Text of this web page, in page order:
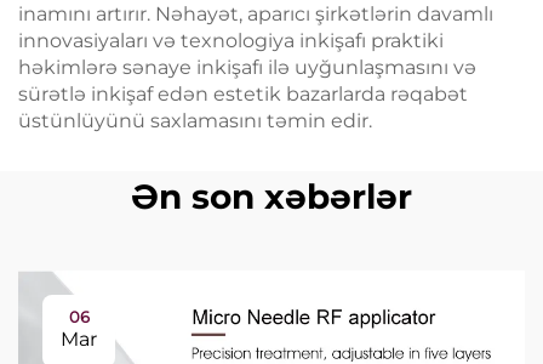
inamını artırır. Nəhayət, aparıcı şirkətlərin davamlı
innovasiyaları və texnologiya inkişafı praktiki
həkimlərə sənaye inkişafı ilə uyğunlaşmasını və
sürətlə inkişaf edən estetik bazarlarda rəqabət
üstünlüyünü saxlamasını təmin edir.
Ən son xəbərlər
06
Mar